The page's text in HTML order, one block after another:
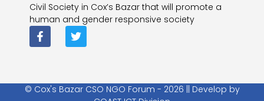
Civil Society in Cox’s Bazar that will promote a
human and gender responsive society
© Cox's Bazar CSO NGO Forum - 2026 || Develop by